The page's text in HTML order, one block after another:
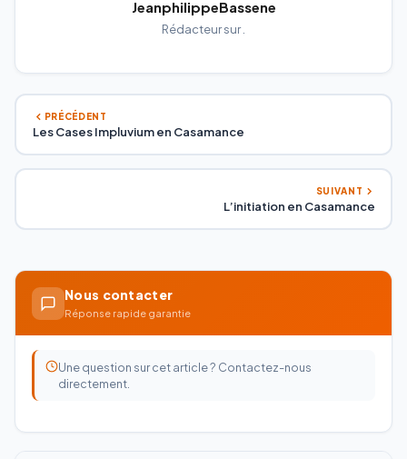
JeanphilippeBassene
Rédacteur sur .
PRÉCÉDENT
Les Cases Impluvium en Casamance
SUIVANT
L’initiation en Casamance
Nous contacter
Réponse rapide garantie
Une question sur cet article ? Contactez-nous
directement.